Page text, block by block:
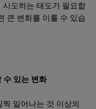
도하는 태도가 필요합
큰 변화를 이룰 수 있습
수 있는 변화
일어나는 것 이상의